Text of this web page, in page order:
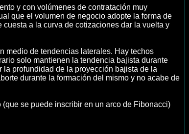
y con volúmenes de contratación muy
que el volumen de negocio adopte la forma de
a la curva de cotizaciones dar la vuelta y
medio de tendencias laterales. Hay techos
solo mantienen la tendencia bajista durante
profundidad de la proyección bajista de la
durante la formación del mismo y no acabe de
se puede inscribir en un arco de Fibonacci)